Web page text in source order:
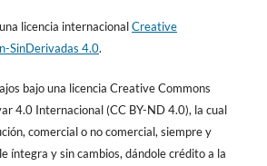
licencia internacionalCreative
SinDerivadas 4.0.
bajo una licencia Creative Commons
4.0 Internacional (CC BY-ND 4.0), la cual
comercial o no comercial, siempre y
íntegra y sin cambios, dándole crédito a la